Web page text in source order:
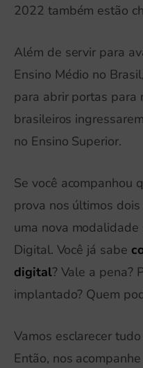
2022 também estão
Além de servir para
Ensino Médio no
para abrir portas para
brasileiros
no Ensino Superior.
Se você acompanhou
prova nos últimos
uma nova
Digital. Você já sabe
digital? Vale a pena?
implantado? Quem
Vamos esclarecer
Então, nos